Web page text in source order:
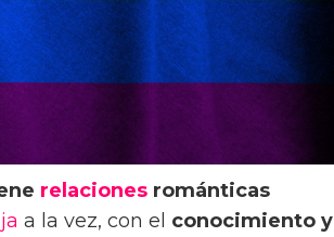
relaciones románticas
a la vez, con el conocimiento y